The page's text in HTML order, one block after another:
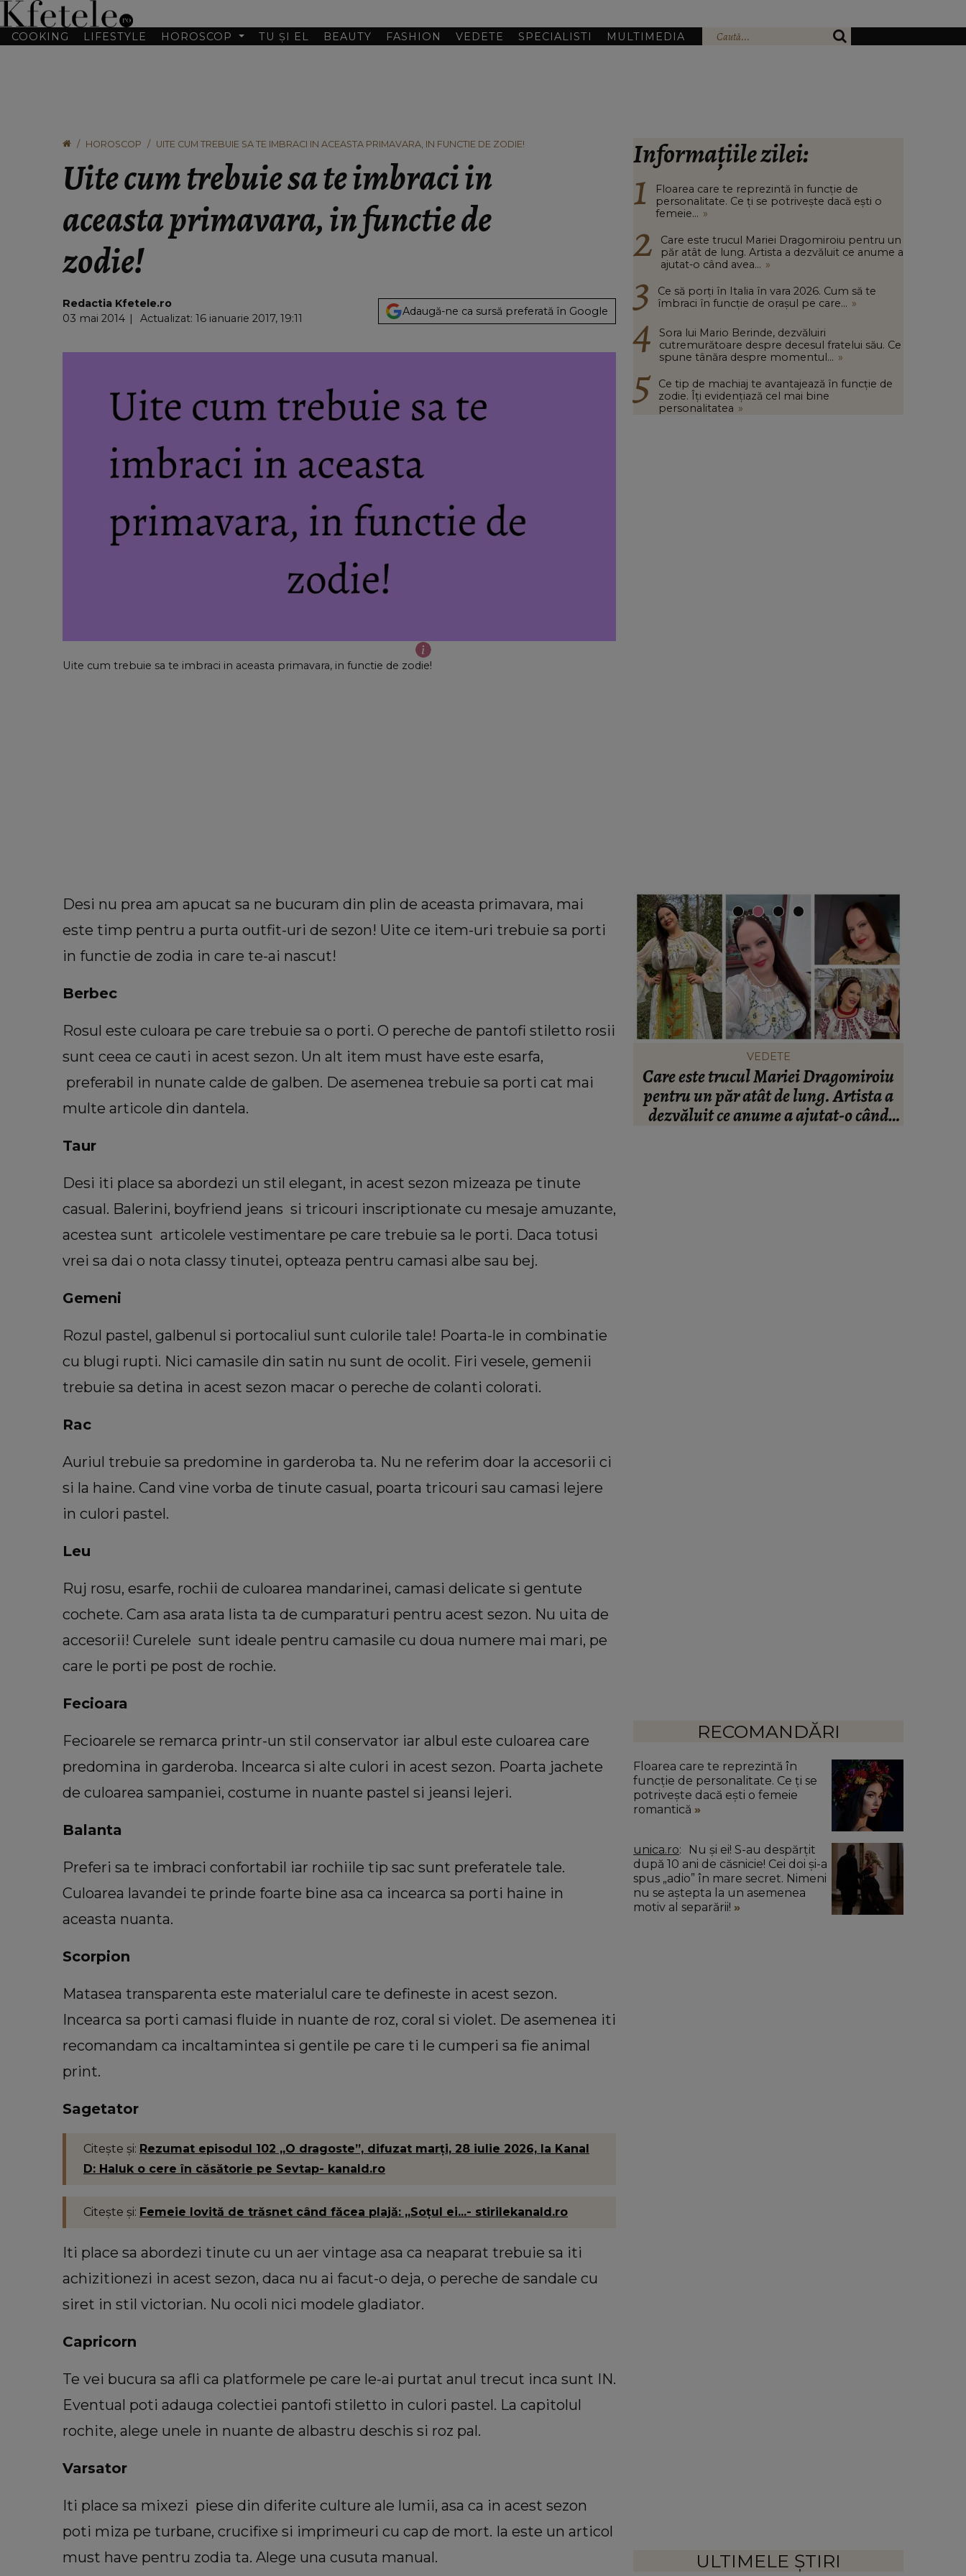
COOKING LIFESTYLE HOROSCOP TU ȘI EL BEAUTY FASHION VEDETE SPECIALISTI MULTIMEDIA
HOROSCOP UITE CUM TREBUIE SA TE IMBRACI IN ACEASTA PRIMAVARA, IN FUNCTIE DE ZODIE!
Uite cum trebuie sa te imbraci in
aceasta primavara, in functie de
zodie!
Redactia Kfetele.ro
03 mai 2014
Actualizat: 16 ianuarie 2017, 19:11
Adaugă-ne ca sursă preferată în Google
Uite cum trebuie sa te imbraci in aceasta primavara, in functie de zodie!
Informațiile zilei:
Floarea care te reprezintă în funcție de
personalitate. Ce ți se potrivește dacă ești o
femeie... »
Care este trucul Mariei Dragomiroiu pentru un
păr atât de lung. Artista a dezvăluit ce anume a
ajutat-o când avea... »
Ce să porți în Italia în vara 2026. Cum să te
îmbraci în funcție de orașul pe care... »
Sora lui Mario Berinde, dezvăluiri
cutremurătoare despre decesul fratelui său. Ce
spune tânăra despre momentul... »
Ce tip de machiaj te avantajează în funcție de
zodie. Îți evidențiază cel mai bine
personalitatea »
Desi nu prea am apucat sa ne bucuram din plin de aceasta primavara, mai
este timp pentru a purta outfit-uri de sezon! Uite ce item-uri trebuie sa porti
in functie de zodia in care te-ai nascut!
Berbec
Rosul este culoara pe care trebuie sa o porti. O pereche de pantofi stiletto rosii
sunt ceea ce cauti in acest sezon. Un alt item must have este esarfa,
preferabil in nunate calde de galben. De asemenea trebuie sa porti cat mai
multe articole din dantela.
Taur
Desi iti place sa abordezi un stil elegant, in acest sezon mizeaza pe tinute
casual. Balerini, boyfriend jeans si tricouri inscriptionate cu mesaje amuzante,
acestea sunt articolele vestimentare pe care trebuie sa le porti. Daca totusi
vrei sa dai o nota classy tinutei, opteaza pentru camasi albe sau bej.
Gemeni
Rozul pastel, galbenul si portocaliul sunt culorile tale! Poarta-le in combinatie
cu blugi rupti. Nici camasile din satin nu sunt de ocolit. Firi vesele, gemenii
trebuie sa detina in acest sezon macar o pereche de colanti colorati.
Rac
Auriul trebuie sa predomine in garderoba ta. Nu ne referim doar la accesorii ci
si la haine. Cand vine vorba de tinute casual, poarta tricouri sau camasi lejere
in culori pastel.
Leu
Ruj rosu, esarfe, rochii de culoarea mandarinei, camasi delicate si gentute
cochete. Cam asa arata lista ta de cumparaturi pentru acest sezon. Nu uita de
accesorii! Curelele sunt ideale pentru camasile cu doua numere mai mari, pe
care le porti pe post de rochie.
Fecioara
Fecioarele se remarca printr-un stil conservator iar albul este culoarea care
predomina in garderoba. Incearca si alte culori in acest sezon. Poarta jachete
de culoarea sampaniei, costume in nuante pastel si jeansi lejeri.
Balanta
Preferi sa te imbraci confortabil iar rochiile tip sac sunt preferatele tale.
Culoarea lavandei te prinde foarte bine asa ca incearca sa porti haine in
aceasta nuanta.
Scorpion
Matasea transparenta este materialul care te defineste in acest sezon.
Incearca sa porti camasi fluide in nuante de roz, coral si violet. De asemenea iti
recomandam ca incaltamintea si gentile pe care ti le cumperi sa fie animal
print.
Sagetator
Citește și: Rezumat episodul 102 „O dragoste”, difuzat marți, 28 iulie 2026, la Kanal
D: Haluk o cere în căsătorie pe Sevtap- kanald.ro
Citește și: Femeie lovită de trăsnet când făcea plajă: „Soțul ei...- stirilekanald.ro
Iti place sa abordezi tinute cu un aer vintage asa ca neaparat trebuie sa iti
achizitionezi in acest sezon, daca nu ai facut-o deja, o pereche de sandale cu
siret in stil victorian. Nu ocoli nici modele gladiator.
Capricorn
Te vei bucura sa afli ca platformele pe care le-ai purtat anul trecut inca sunt IN.
Eventual poti adauga colectiei pantofi stiletto in culori pastel. La capitolul
rochite, alege unele in nuante de albastru deschis si roz pal.
Varsator
Iti place sa mixezi piese din diferite culture ale lumii, asa ca in acest sezon
poti miza pe turbane, crucifixe si imprimeuri cu cap de mort. Ia este un articol
must have pentru zodia ta. Alege una cusuta manual.
INFORMATIILE ZILEI
Sora lui Mario Berinde, dezvăluiri
cutremurătoare despre decesul fratelui
său. Ce spune tânăra despre momentul
LIFESTYLE
Floarea care te reprezintă în funcție de
personalitate. Ce ți se potrivește dacă
VEDETE
Care este trucul Mariei Dragomiroiu
pentru un păr atât de lung. Artista a
dezvăluit ce anume a ajutat-o când
RECOMANDĂRI
Floarea care te reprezintă în
funcție de personalitate. Ce ți se
potrivește dacă ești o femeie
romantică
unica.ro
după 10 ani de căsnicie! Cei doi și-a
spus „adio” în mare secret. Nimeni
nu se aștepta la un asemenea
motiv al separării!
ULTIMELE ȘTIRI